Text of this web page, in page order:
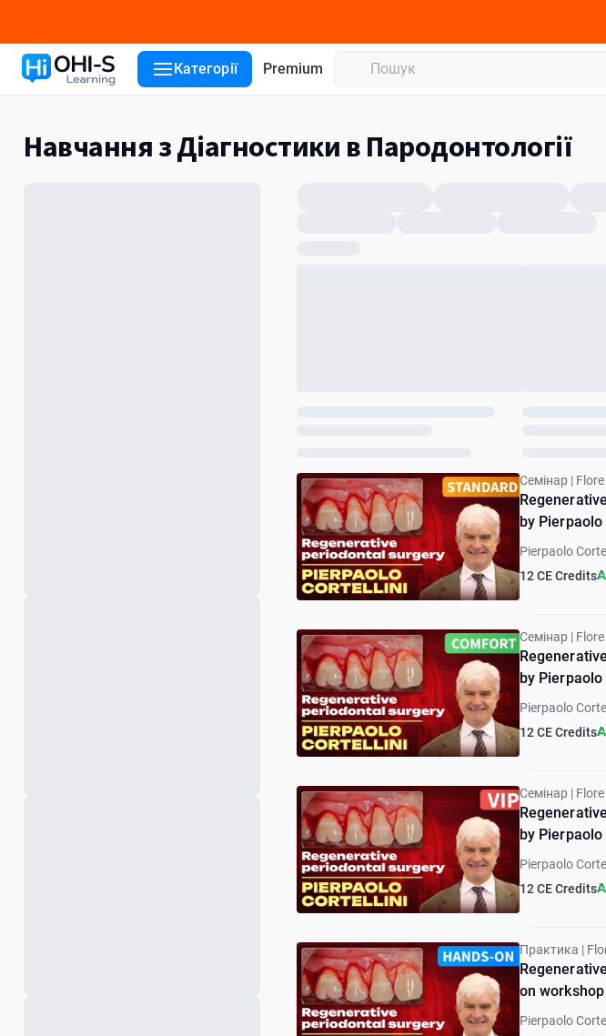
Категорії Premium
Навчання з Діагностики в Пародонтології
Семінар |
by
Pierpaolo
12 CE Credits
Семінар |
by
Pierpaolo
12 CE Credits
Семінар |
by
Pierpaolo
12 CE Credits
Практика |
on
Pierpaolo